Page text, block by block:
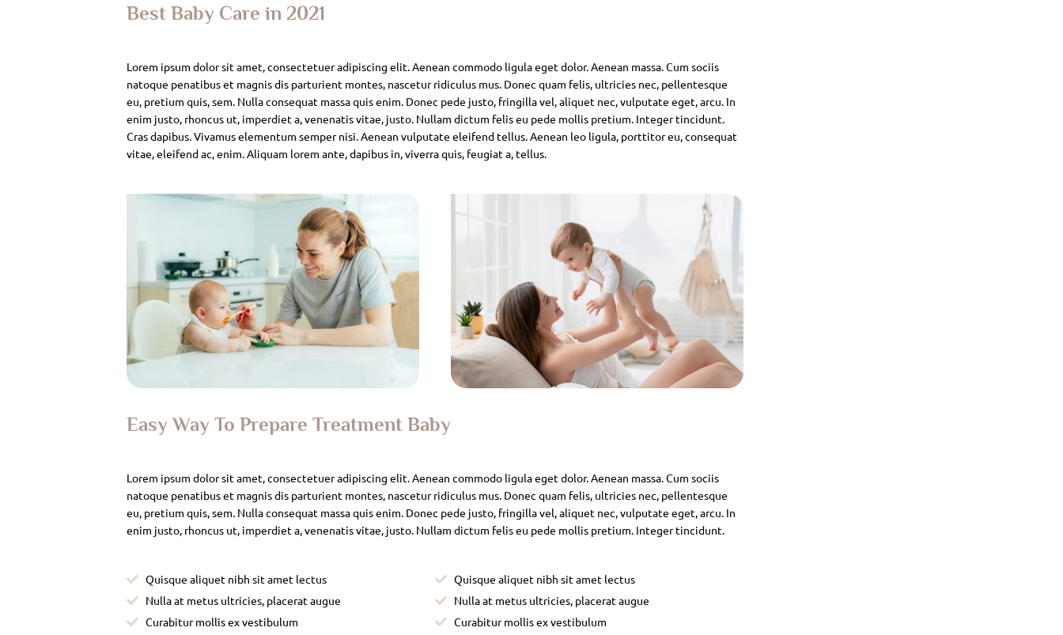
Best Baby Care in 2021
Lorem ipsum dolor sit amet, consectetuer adipiscing elit. Aenean commodo ligula eget dolor. Aenean massa. Cum sociis
natoque penatibus et magnis dis parturient montes, nascetur ridiculus mus. Donec quam felis, ultricies nec, pellentesque
eu, pretium quis, sem. Nulla consequat massa quis enim. Donec pede justo, fringilla vel, aliquet nec, vulputate eget, arcu. In
enim justo, rhoncus ut, imperdiet a, venenatis vitae, justo. Nullam dictum felis eu pede mollis pretium. Integer tincidunt.
Cras dapibus. Vivamus elementum semper nisi. Aenean vulputate eleifend tellus. Aenean leo ligula, porttitor eu, consequat
vitae, eleifend ac, enim. Aliquam lorem ante, dapibus in, viverra quis, feugiat a, tellus.
Easy Way To Prepare Treatment Baby
Lorem ipsum dolor sit amet, consectetuer adipiscing elit. Aenean commodo ligula eget dolor. Aenean massa. Cum sociis
natoque penatibus et magnis dis parturient montes, nascetur ridiculus mus. Donec quam felis, ultricies nec, pellentesque
eu, pretium quis, sem. Nulla consequat massa quis enim. Donec pede justo, fringilla vel, aliquet nec, vulputate eget, arcu. In
enim justo, rhoncus ut, imperdiet a, venenatis vitae, justo. Nullam dictum felis eu pede mollis pretium. Integer tincidunt.
Quisque aliquet nibh sit amet lectus
Nulla at metus ultricies, placerat augue
Curabitur mollis ex vestibulum
Quisque aliquet nibh sit amet lectus
Nulla at metus ultricies, placerat augue
Curabitur mollis ex vestibulum